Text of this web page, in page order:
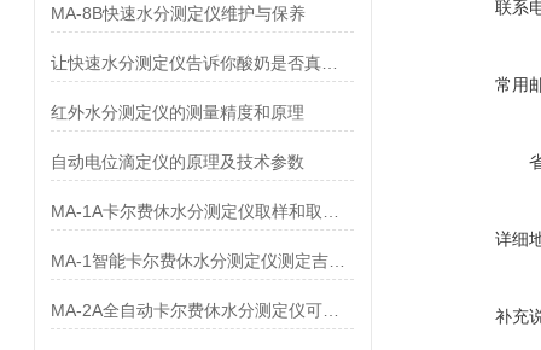
MA-8B快速水分测定仪维护与保养
红外水分测定仪的测量精度和原理
自动电位滴定仪的原理及技术参数
联系
常用
详细
补充